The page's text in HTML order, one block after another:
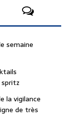
semaine
la vigilance
de très